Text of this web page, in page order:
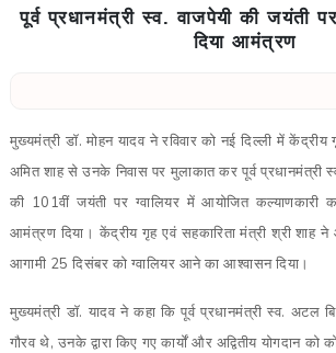
पूर्व प्रधानमंत्री स्व. वाजपेयी की जयंती
दिया आमंत्रण
मुख्यमंत्री डॉ. मोहन यादव ने रविवार को नई दिल्ली में केंद्रीय
अमित शाह से उनके निवास पर मुलाकात कर पूर्व प्रधानमंत्री
की 101वीं जयंती पर ग्वालियर में आयोजित कल्याणकारी
आमंत्रण दिया। केंद्रीय गृह एवं सहकारिता मंत्री श्री शाह
आगामी 25 दिसंबर को ग्वालियर आने का आश्वासन दिया।
मुख्यमंत्री डॉ. यादव ने कहा कि पूर्व प्रधानमंत्री स्व. अटल
गौरव थे, उनके द्वारा किए गए कार्यों और अद्वितीय योगदान